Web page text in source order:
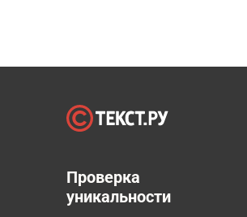
Проверка
уникальности